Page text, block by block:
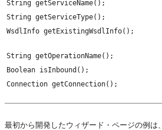
String getServiceName();
String getServiceType();
WsdlInfo getExistingWsdlInfo();
String getOperationName();
Boolean isInbound();
Connection getConnection();
最初から開発したウィザード・ページの例は、